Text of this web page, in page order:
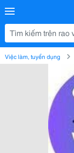
Việc làm, tuyển dụng